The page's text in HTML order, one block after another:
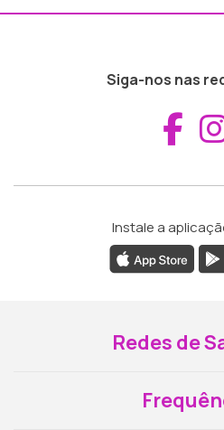
Siga-nos nas
Instale a
Redes de